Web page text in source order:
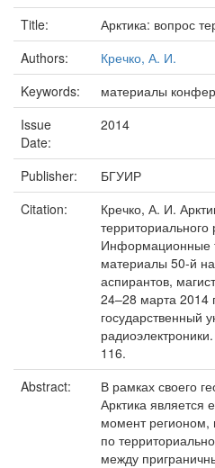
Title:
Арктика: вопрос
Authors:
Кречко, А. И.
Keywords:
материалы
Issue
Date:
2014
Publisher:
БГУИР
Citation:
Кречко, А. И.
Информационные
материалы 50-й
аспирантов,
24–28 марта 2014
государственный
116.
Abstract:
В рамках своего
Арктика является
момент регионом,
по
между